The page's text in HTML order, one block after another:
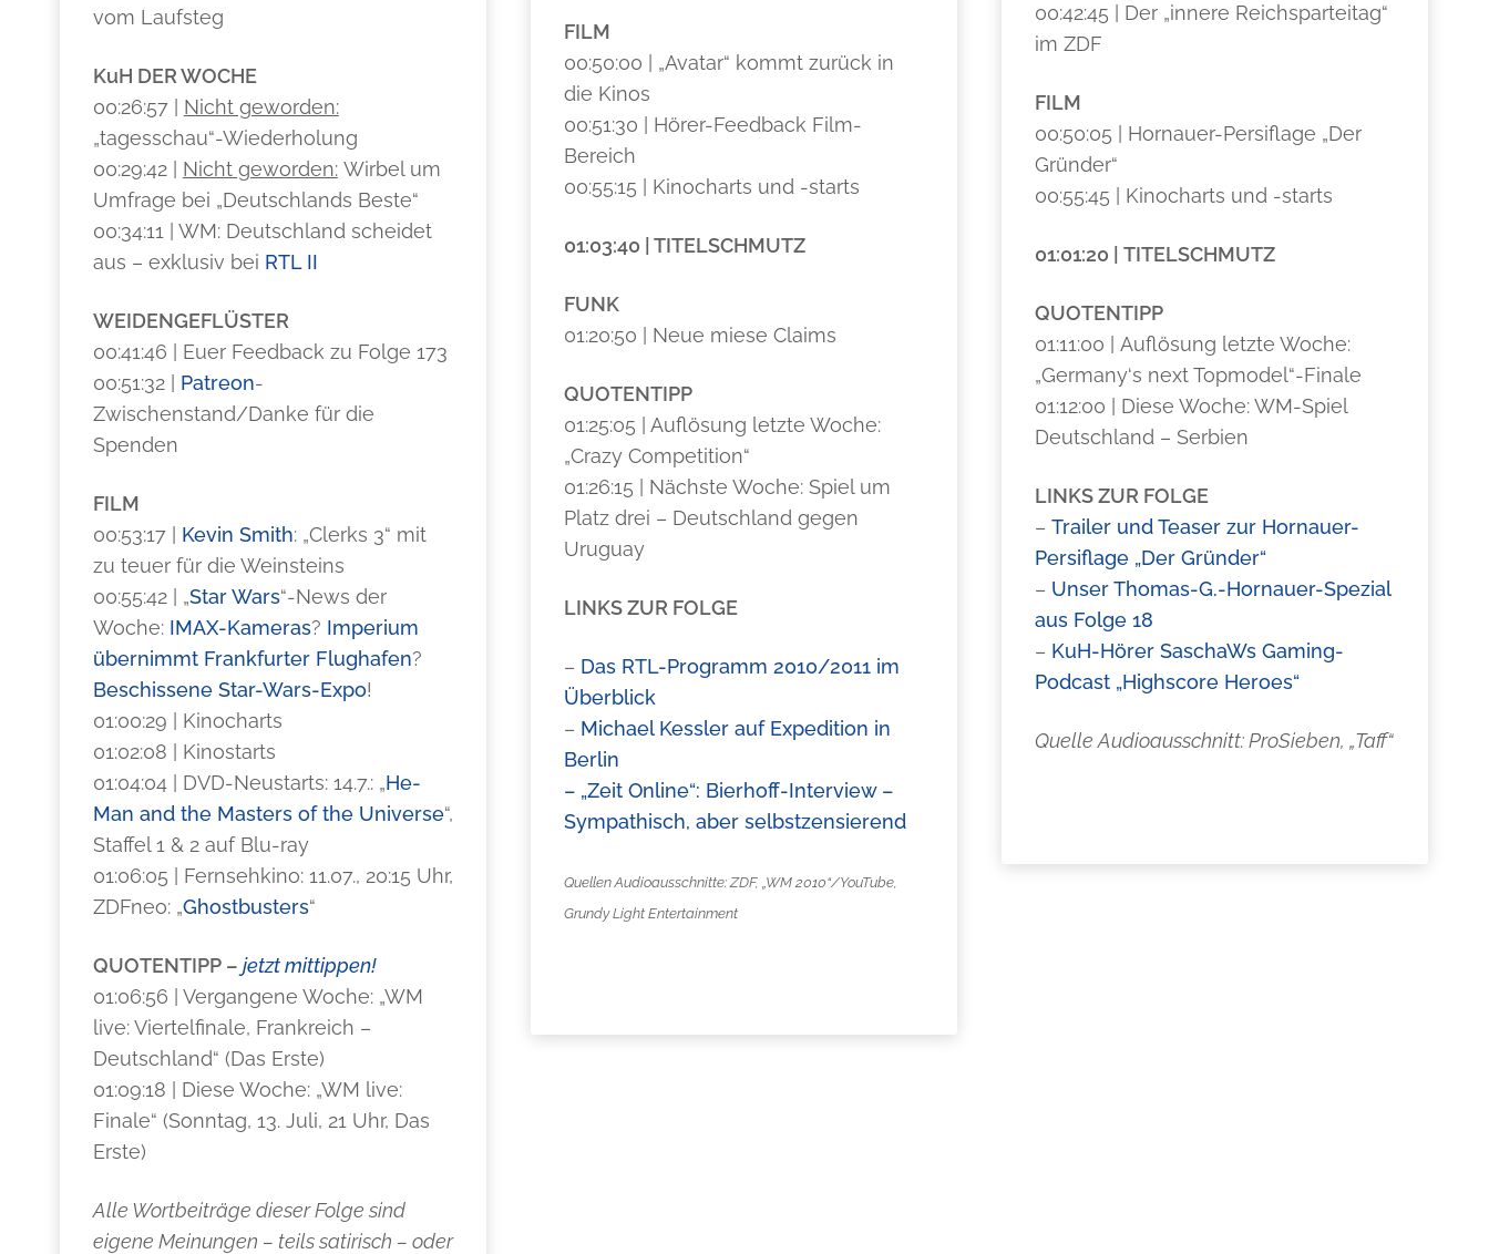
vom Laufsteg
KuH DER WOCHE
00:26:57 | Nicht geworden:
„tagesschau“-Wiederholung
00:29:42 | Nicht geworden:Wirbel um
Umfrage bei „Deutschlands Beste“
00:34:11 | WM: Deutschland scheidet
aus – exklusiv bei RTL II
WEIDENGEFLÜSTER
00:41:46 | Euer Feedback zu Folge 173
00:51:32 | Patreon-
Zwischenstand/Danke für die
Spenden
FILM
00:53:17 | Kevin Smith: „Clerks 3“ mit
zu teuer für die Weinsteins
00:55:42 | „Star Wars“-News der
Woche: IMAX-Kameras? Imperium
übernimmt Frankfurter Flughafen?
Beschissene Star-Wars-Expo!
01:00:29 | Kinocharts
01:02:08 | Kinostarts
01:04:04 | DVD-Neustarts: 14.7.: „He-
Man and the Masters of the Universe“,
Staffel 1 & 2 auf Blu-ray
01:06:05 | Fernsehkino: 11.07., 20:15 Uhr,
ZDFneo: „Ghostbusters“
QUOTENTIPP – jetzt mittippen!
01:06:56 | Vergangene Woche: „WM
live: Viertelfinale, Frankreich –
Deutschland“ (Das Erste)
01:09:18 | Diese Woche: „WM live:
Finale“ (Sonntag, 13. Juli, 21 Uhr, Das
Erste)
Alle Wortbeiträge dieser Folge sind
eigene Meinungen – teils satirisch – oder
FILM
00:50:00 | „Avatar“ kommt zurück in
die Kinos
00:51:30 | Hörer-Feedback Film-
Bereich
00:55:15 | Kinocharts und -starts
01:03:40 | TITELSCHMUTZ
FUNK
01:20:50 | Neue miese Claims
QUOTENTIPP
01:25:05 | Auflösung letzte Woche:
„Crazy Competition“
01:26:15 | Nächste Woche: Spiel um
Platz drei – Deutschland gegen
Uruguay
LINKS ZUR FOLGE
– Das RTL-Programm 2010/2011 im
Überblick
– Michael Kessler auf Expedition in
Berlin
– „Zeit Online“: Bierhoff-Interview –
Sympathisch, aber selbstzensierend
Quellen Audioausschnitte: ZDF, „WM 2010“/YouTube,
Grundy Light Entertainment
00:42:45 | Der „innere Reichsparteitag“
im ZDF
FILM
00:50:05 | Hornauer-Persiflage „Der
Gründer“
00:55:45 | Kinocharts und -starts
01:01:20 | TITELSCHMUTZ
QUOTENTIPP
01:11:00 | Auflösung letzte Woche:
„Germany‘s next Topmodel“-Finale
01:12:00 | Diese Woche: WM-Spiel
Deutschland – Serbien
LINKS ZUR FOLGE
– Trailer und Teaser zur Hornauer-
Persiflage „Der Gründer“
– Unser Thomas-G.-Hornauer-Spezial
aus Folge 18
– KuH-Hörer SaschaWs Gaming-
Podcast „Highscore Heroes“
Quelle Audioausschnitt: ProSieben, „Taff“